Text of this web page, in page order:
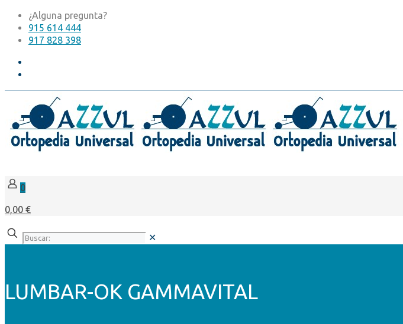
¿Alguna pregunta?
915 614 444
917 828 398
0
0,00 €
✕
LUMBAR-OK GAMMAVITAL